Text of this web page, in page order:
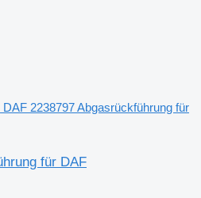
DAF 2238797 Abgasrückführung für
für DAF